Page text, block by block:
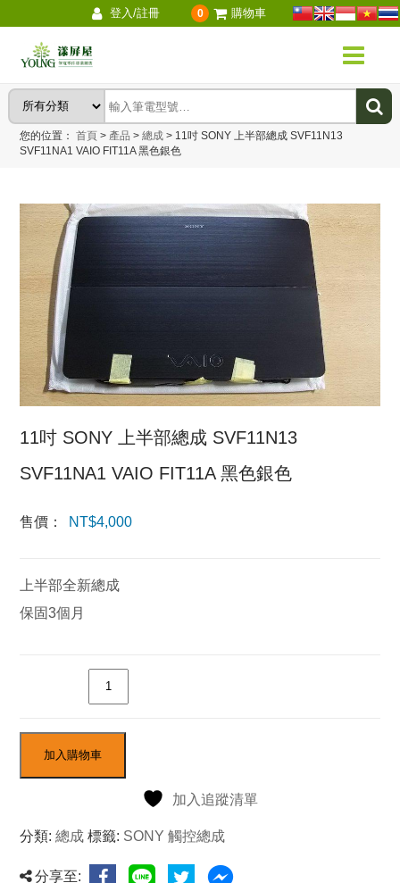
登入/註冊 0 購物車
您的位置：首頁 > 產品 > 總成 > 11吋 SONY 上半部總成 SVF11N13
SVF11NA1 VAIO FIT11A 黑色銀色
11吋 SONY 上半部總成 SVF11N13
SVF11NA1 VAIO FIT11A 黑色銀色
售價： NT$4,000
上半部全新總成
保固3個月
加入購物車
加入追蹤清單
分類:總成 標籤: SONY 觸控總成
分享至: